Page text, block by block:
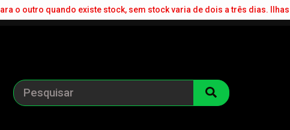
o outro quando existe stock, sem stock varia de dois a três dias.